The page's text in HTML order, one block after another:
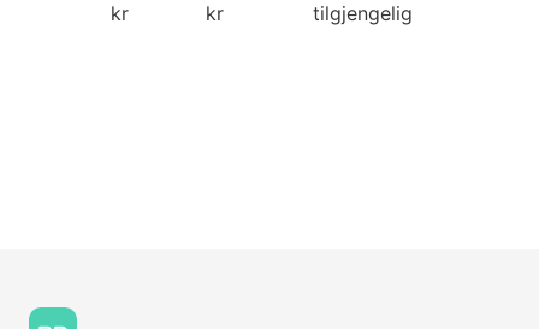
kr
kr
tilgjengelig